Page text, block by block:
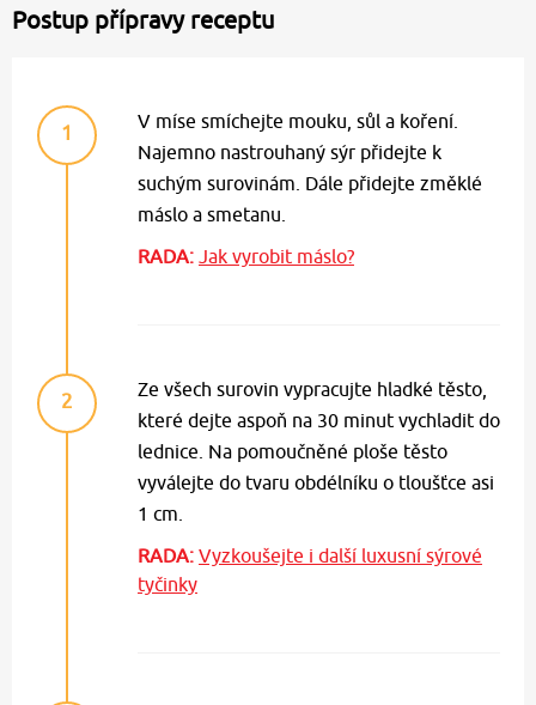
Postup přípravy receptu
1
V míse smíchejte mouku, sůl a koření.
Najemno nastrouhaný sýr přidejte k
suchým surovinám. Dále přidejte změklé
máslo a smetanu.
RADA: Jak vyrobit máslo?
2
Ze všech surovin vypracujte hladké těsto,
které dejte aspoň na 30 minut vychladit do
lednice. Na pomoučněné ploše těsto
vyválejte do tvaru obdélníku o tloušťce asi
1 cm.
RADA: Vyzkoušejte i další luxusní sýrové
tyčinky